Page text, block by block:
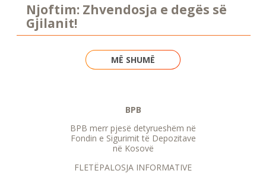
Njoftim: Zhvendosja e degës së
Gjilanit!
MË SHUMË
BPB
BPB merr pjesë detyrueshëm në
Fondin e Sigurimit të Depozitave
në Kosovë
FLETËPALOSJA INFORMATIVE